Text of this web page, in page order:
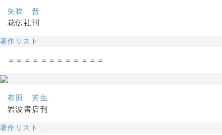
矢吹 晋
花伝社刊
著作リスト
＝＝＝＝＝＝＝＝＝＝＝＝
有田 芳生
岩波書店刊
著作リスト